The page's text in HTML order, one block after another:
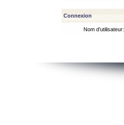
Connexion
Nom d’utilisateur: